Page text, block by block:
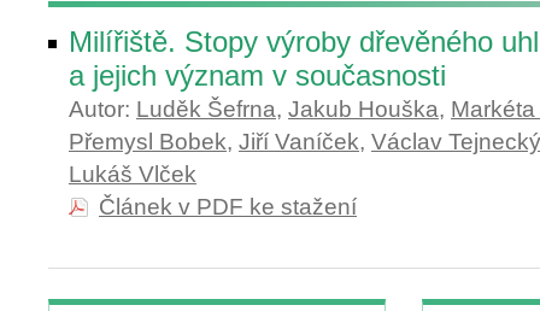
Milířiště. Stopy výroby dřevěného
a jejich význam v současnosti
Autor: Luděk Šefrna, Jakub Houška,
Přemysl Bobek, Jiří Vaníček, Václav Tejnecký
Lukáš Vlček
Článek v PDF ke stažení